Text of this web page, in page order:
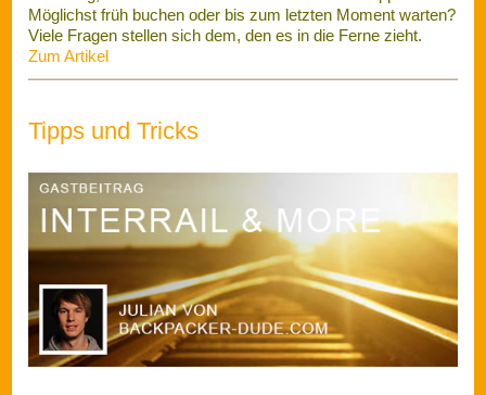
Hier schreibt Blogger Julian über das Reisen mit dem Zug.
Exklusiv für uns könnt ihrhierkostenlos die Kapitel
Sicherheit und Gesundheit aus seiner 2ten Auflage von ”Mit
dem Zug durch Europa – Backpacking für Einsteiger” lesen.
Das ganze Buch gibt es auf amazon und kannhiererworben
Vorangegangene Themen waren: Schweden als Reiseland
kann.Zum Artikel
Top oder Flop: Eure Erfahrungen sind
gefragt!
Wie ist es euch ergangen? Habt ihr
euch gefunden? Kam es zu einem